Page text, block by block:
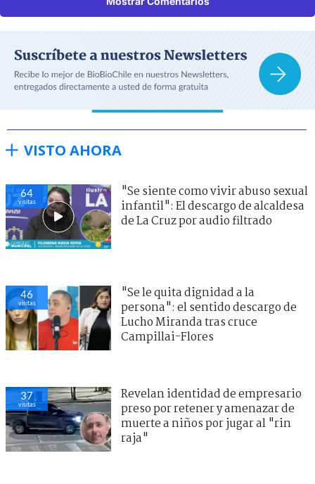
VISTO AHORA
64
visitas
"Se siente como vivir abuso sexual
infantil": El descargo de alcaldesa
de La Cruz por audio filtrado
46
visitas
"Se le quita dignidad a la
persona": el sentido descargo de
Lucho Miranda tras cruce
Campillai-Flores
37
visitas
Revelan identidad de empresario
preso por retener y amenazar de
muerte a niños por jugar al "rin
raja"